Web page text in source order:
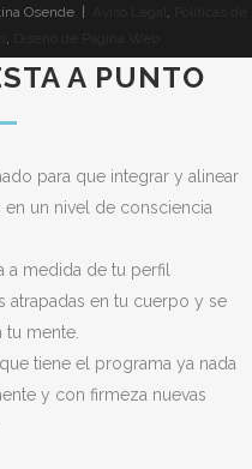
Osende | ,
,
A PUNTO
para que integrar y alinear
un nivel de consciencia
a medida de tu perfil
atrapadas en tu cuerpo y se
mente.
tiene el programa ya nada
y con firmeza nuevas